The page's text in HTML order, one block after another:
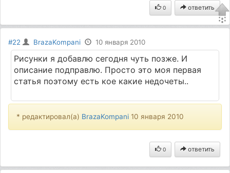
0 ответить
#22 BrazaKompani 10 января 2010
Рисунки я добавлю сегодня чуть позже. И
описание подправлю. Просто это моя первая
статья поэтому есть кое какие недочеты..
* редактировал(а) BrazaKompani 10 января 2010
0 ответить